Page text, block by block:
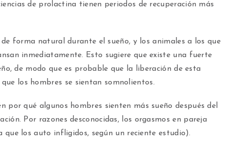
de prolactina tienen periodos de recuperación más
forma natural durante el sueño, y los animales a los que
inmediatamente. Esto sugiere que existe una fuerte
de modo que es probable que la liberación de esta
los hombres se sientan somnolientos.
qué algunos hombres sienten más sueño después del
Por razones desconocidas, los orgasmos en pareja
que los auto infligidos, según un reciente estudio).